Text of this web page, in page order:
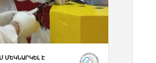
ՄԵԿՆԱՐԿԵԼ Է